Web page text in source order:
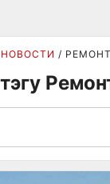
НОВОСТИ